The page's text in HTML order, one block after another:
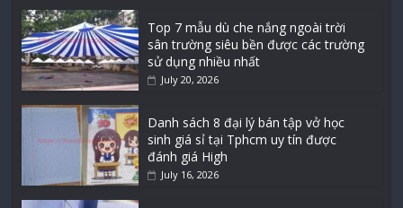
Top 7 mẫu dù che nắng ngoài trời
sân trường siêu bền được các trường
sử dụng nhiều nhất
July 20, 2026
Danh sách 8 đại lý bán tập vở học
sinh giá sỉ tại Tphcm uy tín được
đánh giá High
July 16, 2026